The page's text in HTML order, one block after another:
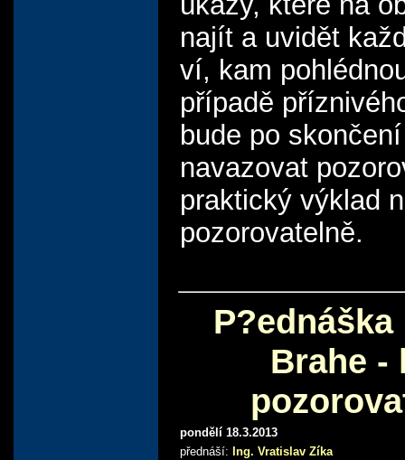
najít a uvidět
ví, kam
případě
bude po
navazovat
praktický výklad
pozorovatelně.
Brahe -
pondělí 18.3.2013
přednáší: Ing. Vratislav Zíka